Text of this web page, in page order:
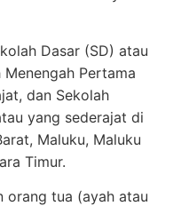
Dasar (SD) atau
Pertama
dan Sekolah
yang sederajat di
Maluku, Maluku
Timur.
orang tua (ayah atau